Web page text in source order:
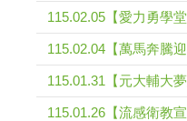
115.02.05【愛力勇學
115.02.04【萬馬奔騰
115.01.31【元大輔大
115.01.26【流感衛教宣